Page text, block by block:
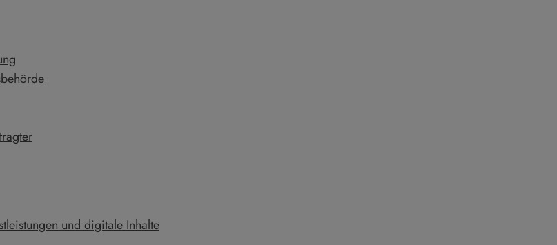
und digitale Inhalte